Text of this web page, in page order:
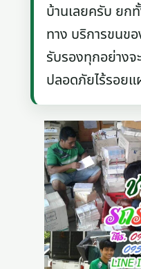
บ้านเลยครับ ยก
ทาง บริการขนขอ
รับรองทุกอย่าง
ปลอดภัยไร้รอยแ